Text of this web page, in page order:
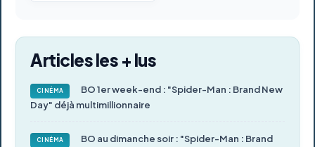
Articles les + lus
CINÉMA
BO 1er week-end : "Spider-Man : Brand New
Day" déjà multimillionnaire
CINÉMA
BO au dimanche soir : "Spider-Man : Brand